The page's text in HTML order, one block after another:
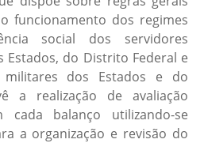
funcionamento dos regimes
social dos servidores
Estados, do Distrito Federal e
dos Estados e do
a realização de avaliação
balanço utilizando-se
a organização e revisão do